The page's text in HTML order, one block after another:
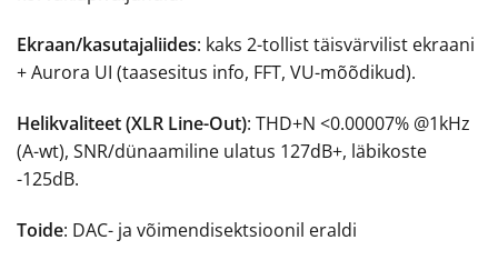
Ekraan/kasutajaliides: kaks 2-tollist täisvärvilist ekraani
+ Aurora UI (taasesitus info, FFT, VU-mõõdikud).
Helikvaliteet (XLR Line-Out): THD+N <0.00007% @1kHz
(A-wt), SNR/dünaamiline ulatus 127dB+, läbikoste
-125dB.
Toide: DAC- ja võimendisektsioonil eraldi